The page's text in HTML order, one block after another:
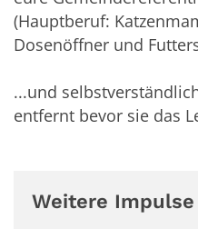
(Hauptberuf:
Dosenöffner und
...und
entfernt bevor sie das
Weitere Impulse